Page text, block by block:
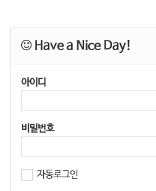
Have a Nice Day!
아이디
비밀번호
자동로그인